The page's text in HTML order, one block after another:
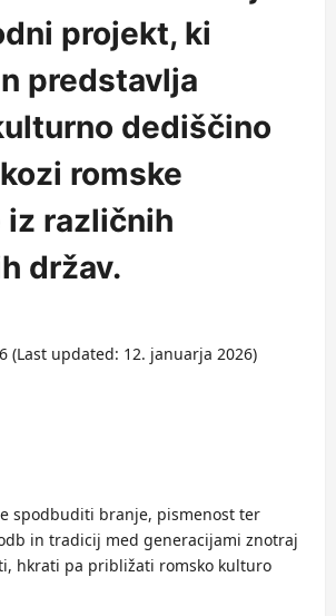
projekt, ki
predstavlja
dediščino
romske
različnih
držav.
(Last updated: 12. januarja 2026)
spodbuditi branje, pismenost ter
in tradicij med generacijami znotraj
hkrati pa približati romsko kulturo